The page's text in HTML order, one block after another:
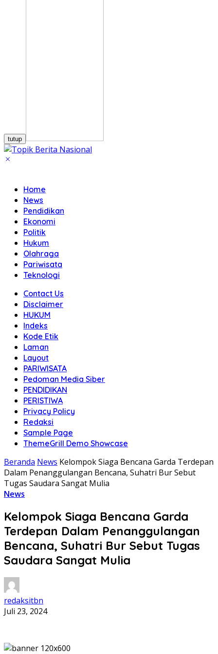
tutup
Home
News
Pendidikan
Ekonomi
Politik
Hukum
Olahraga
Pariwisata
Teknologi
Contact Us
Disclaimer
HUKUM
Indeks
Kode Etik
Laman
Layout
PARIWISATA
Pedoman Media Siber
PENDIDIKAN
PERISTIWA
Privacy Policy
Redaksi
Sample Page
ThemeGrill Demo Showcase
Beranda News Kelompok Siaga Bencana Garda Terdepan
Dalam Penanggulangan Bencana, Suhatri Bur Sebut
Tugas Saudara Sangat Mulia
News
Kelompok Siaga Bencana Garda
Terdepan Dalam Penanggulangan
Bencana, Suhatri Bur Sebut Tugas
Saudara Sangat Mulia
redaksitbn
Juli 23, 2024